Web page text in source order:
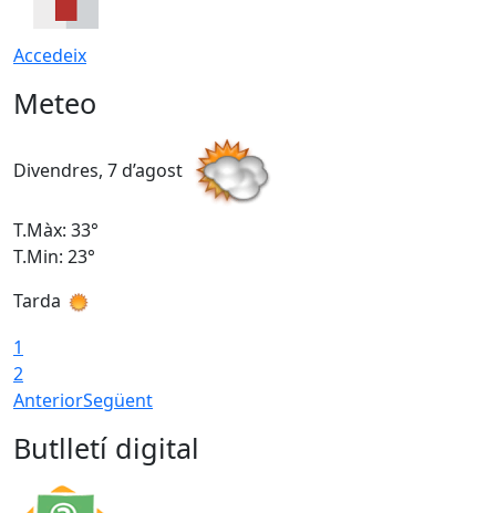
Accedeix
Meteo
Divendres, 7 d’agost
T.Màx: 33°
T.Min: 23°
Tarda
1
2
AnteriorSegüent
Butlletí digital